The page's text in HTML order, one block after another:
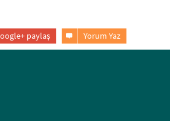
paylaş Yorum Yaz